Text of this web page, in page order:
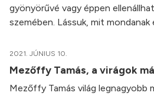
gyönyörűvé vagy éppen
szemében. Lássuk, mit mondanak
2021. JÚNIUS 10.
Mezőffy Tamás, a virágok
Mezőffy Tamás világ legnagyobb